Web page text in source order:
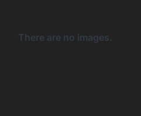
There are no images.